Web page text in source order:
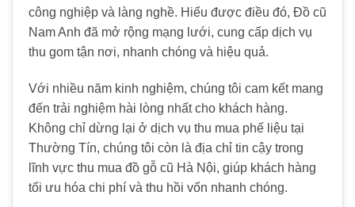
công nghiệp và làng nghề. Hiểu được điều đó, Đồ cũ
Nam Anh đã mở rộng mạng lưới, cung cấp dịch vụ
thu gom tận nơi, nhanh chóng và hiệu quả.
Với nhiều năm kinh nghiệm, chúng tôi cam kết mang
đến trải nghiệm hài lòng nhất cho khách hàng.
Không chỉ dừng lại ở dịch vụ thu mua phế liệu tại
Thường Tín, chúng tôi còn là địa chỉ tin cậy trong
lĩnh vực thu mua đồ gỗ cũ Hà Nội, giúp khách hàng
tối ưu hóa chi phí và thu hồi vốn nhanh chóng.